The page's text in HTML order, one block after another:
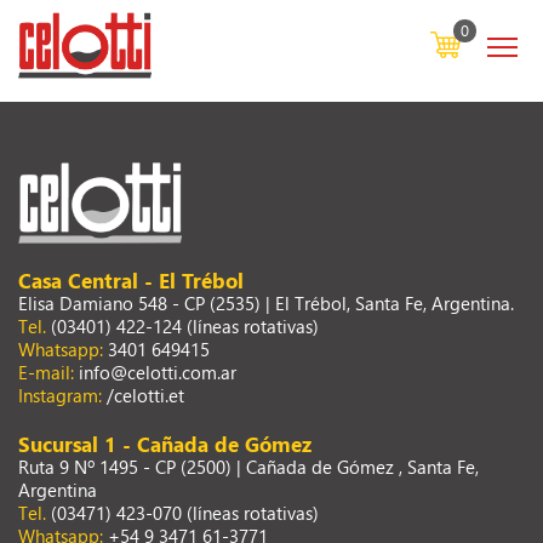
0
Casa Central - El Trébol
Elisa Damiano 548 - CP (2535) | El Trébol, Santa Fe, Argentina.
Tel. (03401) 422-124 (líneas rotativas)
Whatsapp: 3401 649415
E-mail: info@celotti.com.ar
Instagram: /celotti.et
Sucursal 1 - Cañada de Gómez
Ruta 9 Nº 1495 - CP (2500) | Cañada de Gómez , Santa Fe,
Argentina
Tel. (03471) 423-070 (líneas rotativas)
Whatsapp: +54 9 3471 61-3771